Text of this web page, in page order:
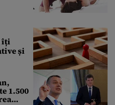
îți
și
1.500